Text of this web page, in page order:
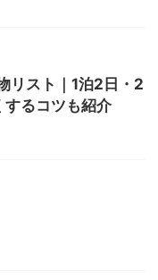
リスト｜1泊2日・2
るコツも紹介